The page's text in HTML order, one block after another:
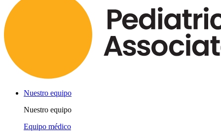
Nuestro equipo
Nuestro equipo
Equipo médico